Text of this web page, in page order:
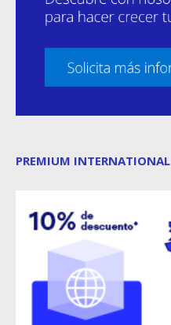
PREMIUM INTERNATIONAL